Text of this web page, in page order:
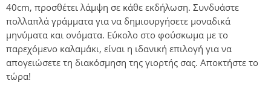
40cm, προσθέτει λάμψη σε κάθε εκδήλωση. Συνδυάστε
πολλαπλά γράμματα για να δημιουργήσετε μοναδικά
μηνύματα και ονόματα. Εύκολο στο φούσκωμα με το
παρεχόμενο καλαμάκι, είναι η ιδανική επιλογή για να
απογειώσετε τη διακόσμηση της γιορτής σας. Αποκτήστε το
τώρα!